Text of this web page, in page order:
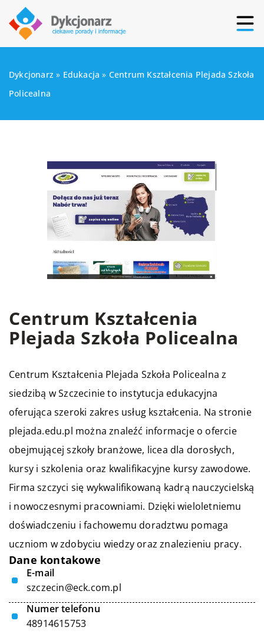
Dykcjonarz » Edukacja » Centrum Kształcenia Plejada Szkoła
Policealna
Centrum Kształcenia
Plejada Szkoła Policealna
Centrum Kształcenia Plejada Szkoła Policealna z
siedzibą w Szczecinie to instytucja edukacyjna
oferująca szeroki zakres usług kształcenia. Na stronie
plejada.edu.pl można znaleźć informacje o ofercie
obejmującej szkoły branżowe, licea dla dorosłych,
kursy i szkolenia oraz kwalifikacyjne kursy zawodowe.
Firma szczyci się wykwalifikowaną kadrą nauczycielską
i nowoczesnymi pracowniami. Dzięki wieloletniemu
doświadczeniu i fachowemu doradztwu pomaga
uczniom w zdobyciu wiedzy oraz znalezieniu pracy.
Dane kontakowe
E-mail
szczecin@eck.com.pl
Numer telefonu
48914615753